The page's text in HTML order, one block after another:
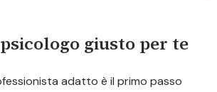
giusto per te
adatto è il primo passo